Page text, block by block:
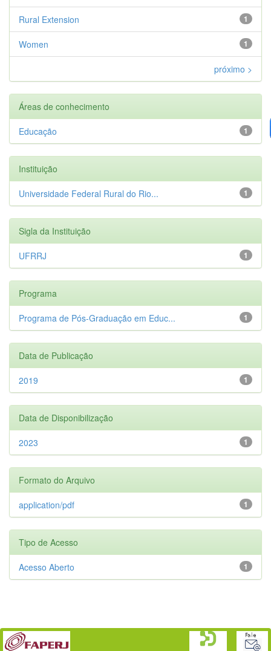
1
Rural Extension
1
Women
próximo >
Áreas de conhecimento
1
Educação
Instituição
1
Universidade Federal Rural do Rio...
Sigla da Instituição
1
UFRRJ
Programa
1
Programa de Pós-Graduação em Educ...
Data de Publicação
1
2019
Data de Disponibilização
1
2023
Formato do Arquivo
1
application/pdf
Tipo de Acesso
1
Acesso Aberto